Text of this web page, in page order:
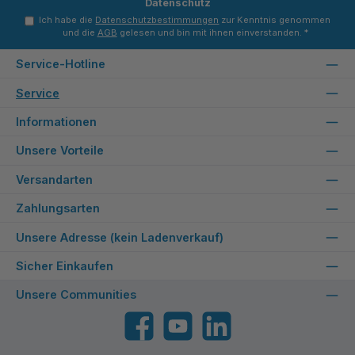
Datenschutz
Ich habe die Datenschutzbestimmungen zur Kenntnis genommen
und die AGB gelesen und bin mit ihnen einverstanden. *
Service-Hotline
Service
Informationen
Unsere Vorteile
Versandarten
Zahlungsarten
Unsere Adresse (kein Ladenverkauf)
Sicher Einkaufen
Unsere Communities
FacebookYouTube